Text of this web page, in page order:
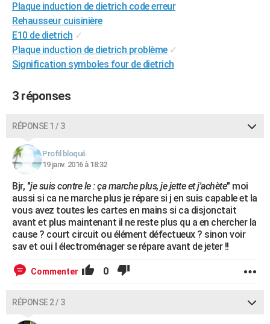
Plaque induction de dietrich code erreur
Rehausseur cuisinière
E10 de dietrich ✓
Plaque induction de dietrich problème ✓
Signification symboles four de dietrich
3 réponses
RÉPONSE 1 / 3
Profil bloqué
19 janv. 2016 à 18:32
Bjr, "je suis contre le : ça marche plus, je jette et j'achète" moi
aussi si ca ne marche plus je répare si j en suis capable et la
vous avez toutes les cartes en mains si ca disjonctait
avant et plus maintenant il ne reste plus qu a en chercher la
cause ? court circuit ou élément défectueux ? sinon voir
sav et oui l électroménager se répare avant de jeter !!
Commenter 0
RÉPONSE 2 / 3